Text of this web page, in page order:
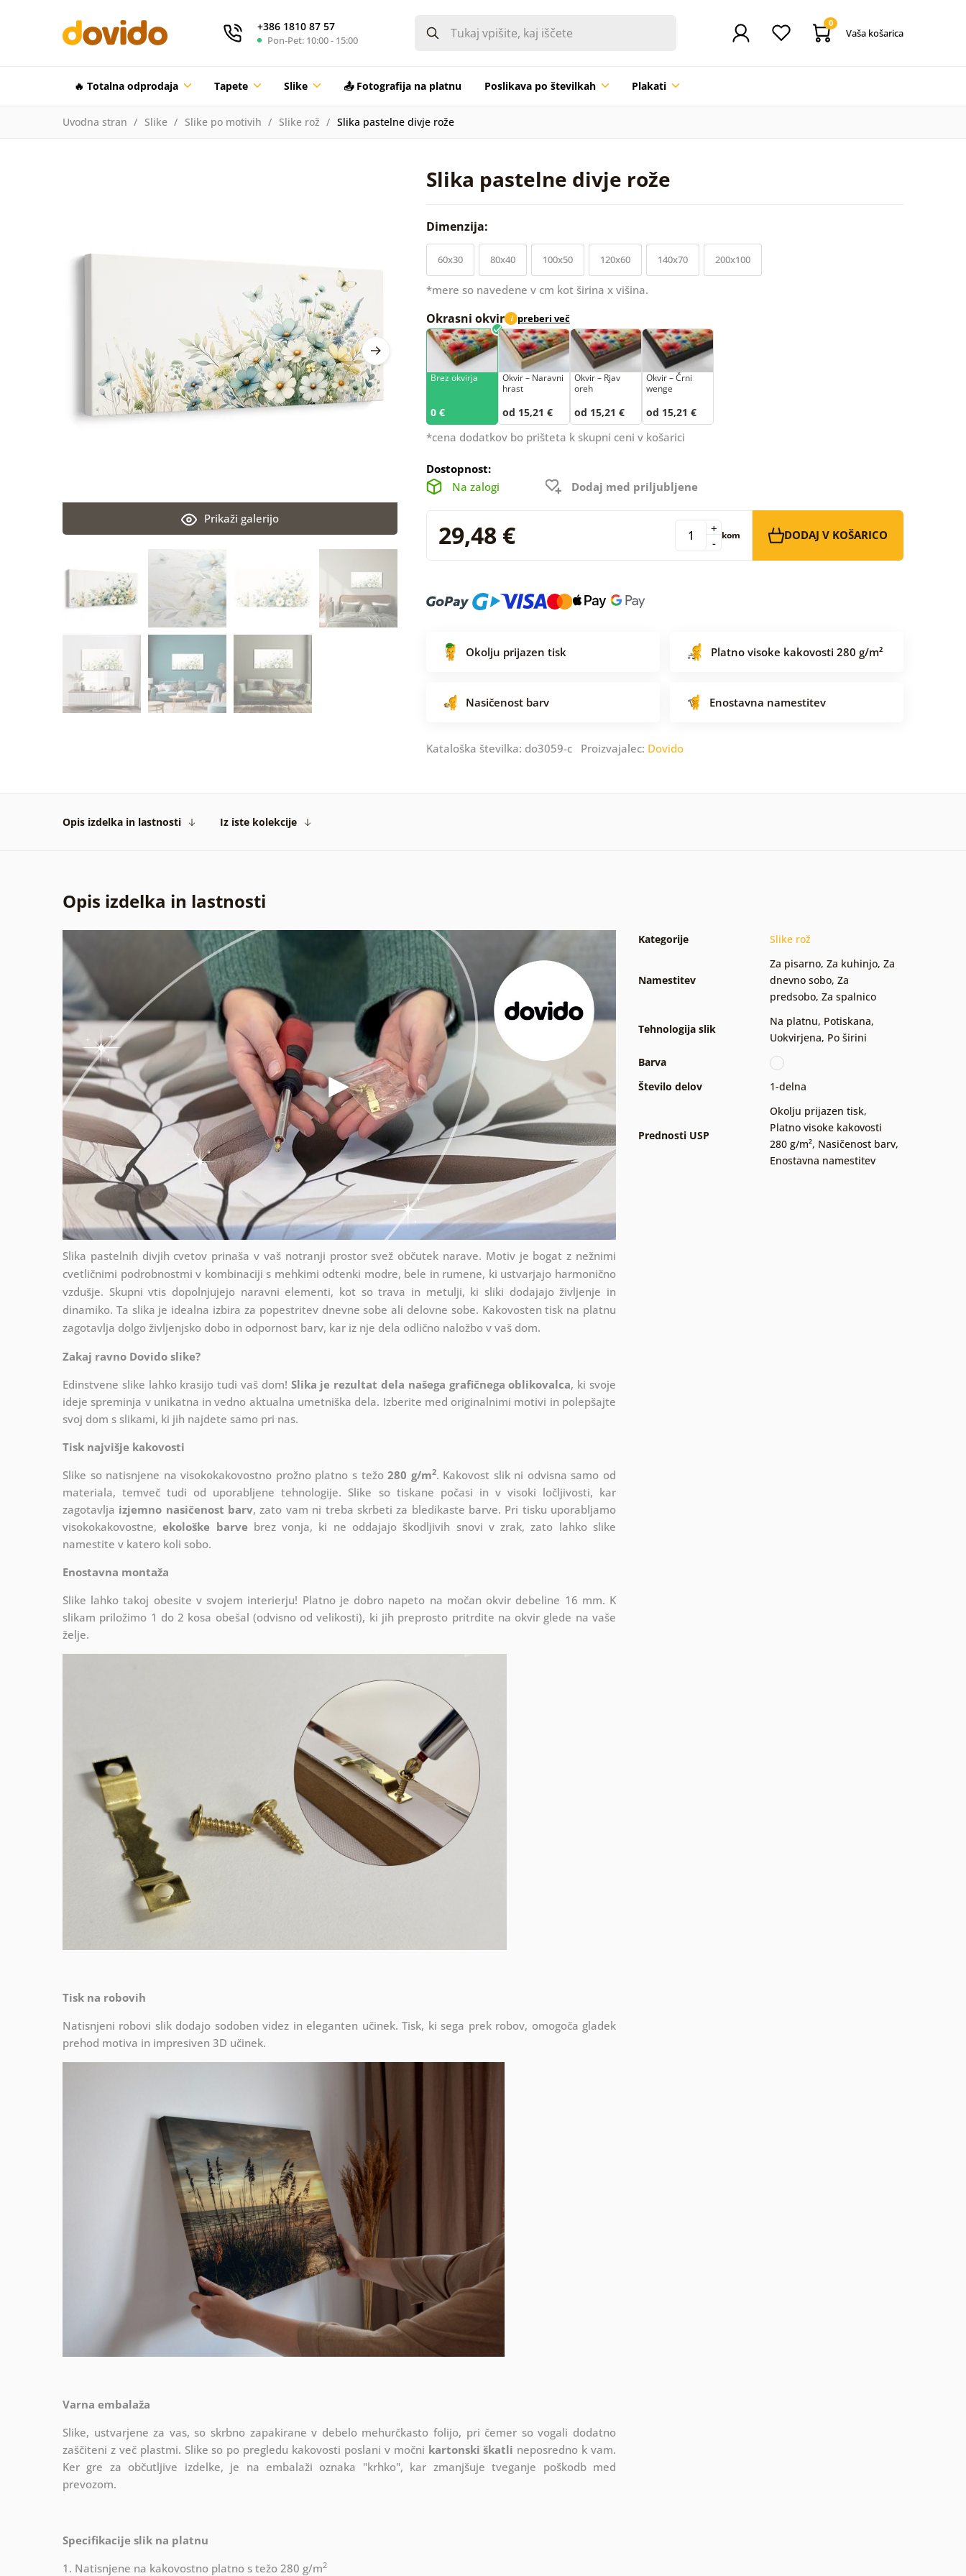
+386 1810 87 57
Pon-Pet: 10:00 - 15:00
0
Vaša košarica
🔥 Totalna odprodaja Tapete Slike 📤 Fotografija na platnu Poslikava po številkah Plakati
Uvodna stran Slike Slike po motivih Slike rož Slika pastelne divje rože
Slika pastelne divje rože
Prikaži galerijo
Dimenzija:
60x30 80x40 100x50 120x60 140x70 200x100
*mere so navedene v cm kot širina x višina.
Okrasni okvir i preberi več
Brez okvirja
0 €
Okvir – Naravni
hrast
od 15,21 €
Okvir – Rjav
oreh
od 15,21 €
Okvir – Črni
wenge
od 15,21 €
*cena dodatkov bo prišteta k skupni ceni v košarici
Dostopnost:
Na zalogi
Dodaj med priljubljene
29,48 € -
+ kom DODAJ V KOŠARICO
Okolju prijazen tisk Platno visoke kakovosti 280 g/m²
Nasičenost barv Enostavna namestitev
Kataloška številka: do3059-c Proizvajalec: Dovido
Opis izdelka in lastnosti Iz iste kolekcije
Opis izdelka in lastnosti
Slika pastelnih divjih cvetov prinaša v vaš notranji prostor svež občutek narave. Motiv je bogat z nežnimi
cvetličnimi podrobnostmi v kombinaciji s mehkimi odtenki modre, bele in rumene, ki ustvarjajo harmonično
vzdušje. Skupni vtis dopolnjujejo naravni elementi, kot so trava in metulji, ki sliki dodajajo življenje in
dinamiko. Ta slika je idealna izbira za popestritev dnevne sobe ali delovne sobe. Kakovosten tisk na platnu
zagotavlja dolgo življenjsko dobo in odpornost barv, kar iz nje dela odlično naložbo v vaš dom.
Zakaj ravno Dovido slike?
Edinstvene slike lahko krasijo tudi vaš dom! Slika je rezultat dela našega grafičnega oblikovalca, ki svoje
ideje spreminja v unikatna in vedno aktualna umetniška dela. Izberite med originalnimi motivi in polepšajte
svoj dom s slikami, ki jih najdete samo pri nas.
Tisk najvišje kakovosti
Slike so natisnjene na visokokakovostno prožno platno s težo280 g/m2. Kakovost slik ni odvisna samo od
materiala, temveč tudi od uporabljene tehnologije. Slike so tiskane počasi in v visoki ločljivosti, kar
zagotavlja izjemno nasičenost barv, zato vam ni treba skrbeti za bledikaste barve. Pri tisku uporabljamo
visokokakovostne,ekološke barvebrez vonja, ki ne oddajajo škodljivih snovi v zrak, zato lahko slike
namestite v katero koli sobo.
Enostavna montaža
Slike lahko takoj obesite v svojem interierju! Platno je dobro napeto na močan okvir debeline 16 mm. K
slikam priložimo 1 do 2 kosa obešal (odvisno od velikosti), ki jih preprosto pritrdite na okvir glede na vaše
želje.
Tisk na robovih
Natisnjeni robovi slik dodajo sodoben videz in eleganten učinek. Tisk, ki sega prek robov, omogoča gladek
prehod motiva in impresiven 3D učinek.
Varna embalaža
Slike, ustvarjene za vas, so skrbno zapakirane v debelo mehurčkasto folijo, pri čemer so vogali dodatno
zaščiteni z več plastmi. Slike so po pregledu kakovosti poslani v močni kartonski škatli neposredno k vam.
Ker gre za občutljive izdelke, je na embalaži oznaka "krhko", kar zmanjšuje tveganje poškodb med
prevozom.
Specifikacije slik na platnu
1. Natisnjene na kakovostno platno s težo 280 g/m2
Kategorije Slike rož
Namestitev
Za pisarno, Za kuhinjo, Za
dnevno sobo, Za
predsobo, Za spalnico
Tehnologija slik
Na platnu, Potiskana,
Uokvirjena, Po širini
Barva
Število delov
1-delna
Prednosti USP
Okolju prijazen tisk,
Platno visoke kakovosti
280 g/m², Nasičenost barv,
Enostavna namestitev